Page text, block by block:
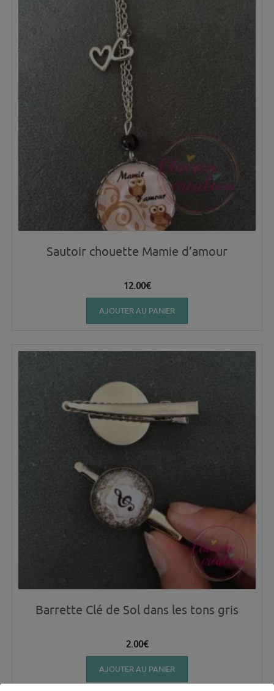
ancien
Sautoir chouette Mamie d’amour
12.00€
AJOUTER AU PANIER
Barrette Clé de Sol dans les tons gris
2.00€
AJOUTER AU PANIER